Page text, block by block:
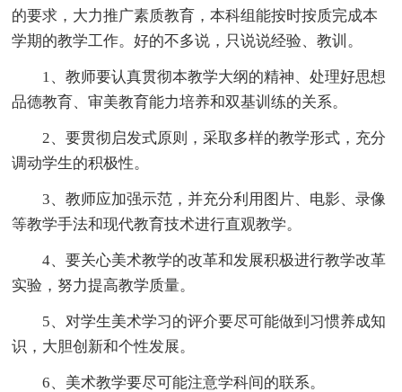
的要求，大力推广素质教育，本科组能按时按质完成本
学期的教学工作。好的不多说，只说说经验、教训。
1、教师要认真贯彻本教学大纲的精神、处理好思想
品德教育、审美教育能力培养和双基训练的关系。
2、要贯彻启发式原则，采取多样的教学形式，充分
调动学生的积极性。
3、教师应加强示范，并充分利用图片、电影、录像
等教学手法和现代教育技术进行直观教学。
4、要关心美术教学的改革和发展积极进行教学改革
实验，努力提高教学质量。
5、对学生美术学习的评介要尽可能做到习惯养成知
识，大胆创新和个性发展。
6、美术教学要尽可能注意学科间的联系。